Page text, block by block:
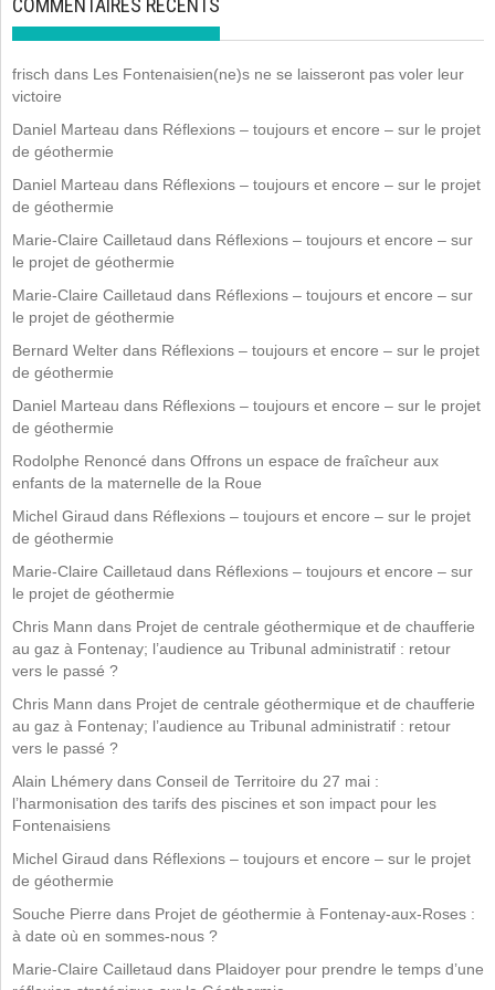
COMMENTAIRES RÉCENTS
frisch dans Les Fontenaisien(ne)s ne se laisseront pas voler leur
victoire
Daniel Marteau dans Réflexions – toujours et encore – sur le projet
de géothermie
Daniel Marteau dans Réflexions – toujours et encore – sur le projet
de géothermie
Marie-Claire Cailletaud dans Réflexions – toujours et encore – sur
le projet de géothermie
Marie-Claire Cailletaud dans Réflexions – toujours et encore – sur
le projet de géothermie
Bernard Welter dans Réflexions – toujours et encore – sur le projet
de géothermie
Daniel Marteau dans Réflexions – toujours et encore – sur le projet
de géothermie
Rodolphe Renoncé dans Offrons un espace de fraîcheur aux
enfants de la maternelle de la Roue
Michel Giraud dans Réflexions – toujours et encore – sur le projet
de géothermie
Marie-Claire Cailletaud dans Réflexions – toujours et encore – sur
le projet de géothermie
Chris Mann dans Projet de centrale géothermique et de chaufferie
au gaz à Fontenay; l’audience au Tribunal administratif : retour
vers le passé ?
Chris Mann dans Projet de centrale géothermique et de chaufferie
au gaz à Fontenay; l’audience au Tribunal administratif : retour
vers le passé ?
Alain Lhémery dans Conseil de Territoire du 27 mai :
l’harmonisation des tarifs des piscines et son impact pour les
Fontenaisiens
Michel Giraud dans Réflexions – toujours et encore – sur le projet
de géothermie
Souche Pierre dans Projet de géothermie à Fontenay-aux-Roses :
à date où en sommes-nous ?
Marie-Claire Cailletaud dans Plaidoyer pour prendre le temps d’une